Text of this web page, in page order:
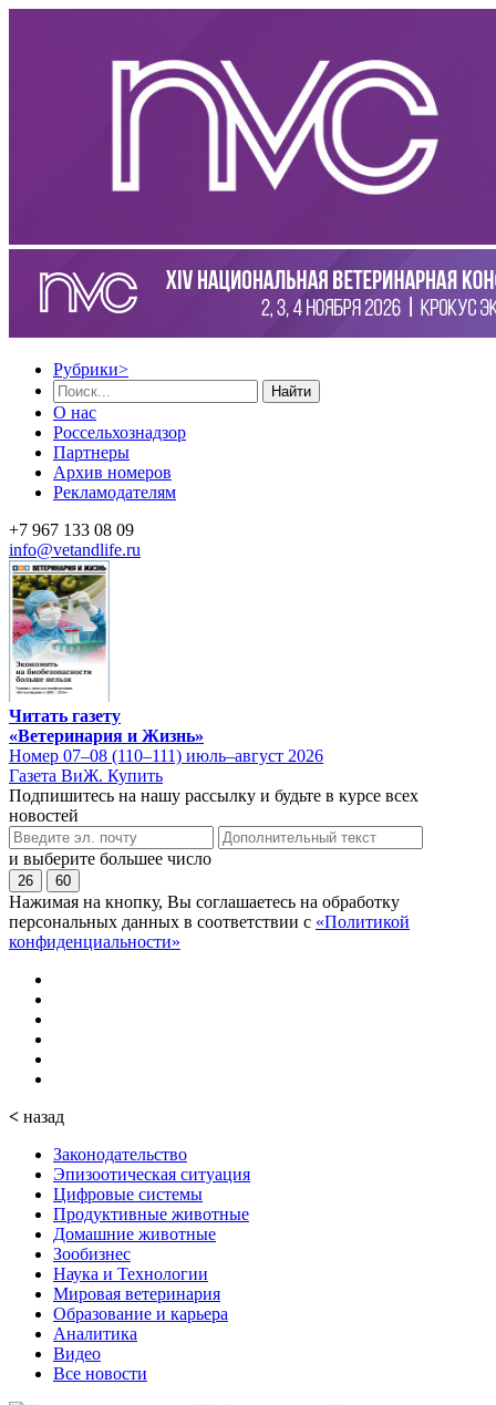
Рубрики>
Найти
О нас
Россельхознадзор
Партнеры
Архив номеров
Рекламодателям
+7 967 133 08 09
info@vetandlife.ru
Читать газету
«Ветеринария и Жизнь»
Номер 07–08 (110–111) июль–август 2026
Газета ВиЖ. Купить
Подпишитесь на нашу рассылку и будьте в курсе всех
новостей
и выберите большее число
26 60
Нажимая на кнопку, Вы соглашаетесь на обработку
персональных данных в соответствии с «Политикой
конфиденциальности»
< назад
Законодательство
Эпизоотическая ситуация
Цифровые системы
Продуктивные животные
Домашние животные
Зообизнес
Наука и Технологии
Мировая ветеринария
Образование и карьера
Аналитика
Видео
Все новости